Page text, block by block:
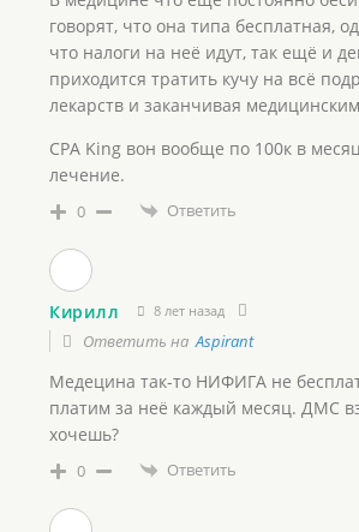
говорят, что она типа бесплатная,
что налоги на неё идут, так ещё и
приходится тратить кучу на всё
лекарств и заканчивая
CPA King вон вообще по 100к в
лечение.
0 Ответить
Кирилл 8 лет назад
Ответить наAspirant
Медецина так-то НИФИГА не
платим за неё каждый месяц. ДМС
хочешь?
0 Ответить